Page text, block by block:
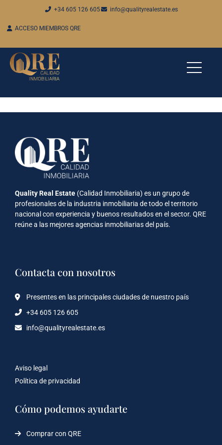
+34 605 126 605 info@qualityrealestate.es
ACCESO MIEMBROS QRE
Quality Real Estate (Calidad Inmobiliaria) es un grupo de
profesionales de la industria inmobiliaria de todo el territorio
nacional con experiencia y buenos resultados en el sector. QRE
reúne a las mejores agencias inmobiliarias del país.
Contacta con nosotros
Presentes en las principales ciudades de nuestro país
+34 605 126 605
info@qualityrealestate.es
Aviso legal
Política de privacidad
Cómo podemos ayudarte
Comprar con QRE